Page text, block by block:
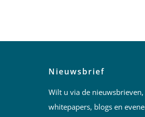
Nieuwsbrief
Wilt u via de nieuwsbrieven,
whitepapers, blogs en